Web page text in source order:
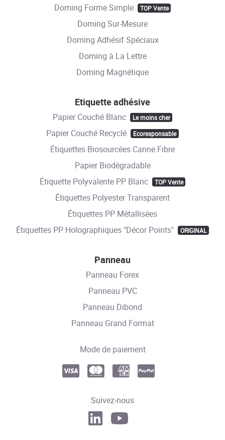
Doming Forme Simple TOP Vente
Doming Sur-Mesure
Doming Adhésif Spéciaux
Doming à La Lettre
Doming Magnétique
Etiquette adhésive
Papier Couché Blanc Le moins cher
Papier Couché Recyclé Ecoresponsable
Étiquettes Biosourcées Canne Fibre
Papier Biodégradable
Étiquette Polyvalente PP Blanc
TOP Vente
Étiquettes Polyester Transparent
Étiquettes PP Métallisées
Étiquettes PP Holographiques "Décor Points"
ORIGINAL
Panneau
Panneau Forex
Panneau PVC
Panneau Dibond
Panneau Grand Format
Mode de paiement
Suivez-nous